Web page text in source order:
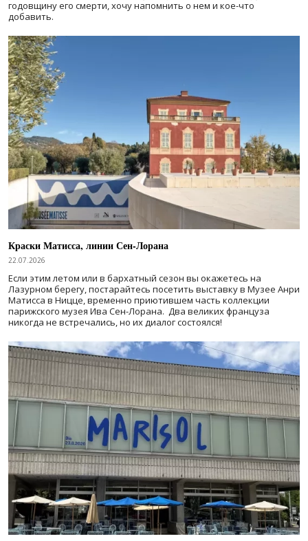
годовщину его смерти, хочу напомнить о нем и кое-что
добавить.
Краски Матисса, линии Сен-Лорана
22.07.2026
Если этим летом или в бархатный сезон вы окажетесь на
Лазурном берегу, постарайтесь посетить выставку в Музее Анри
Матисса в Ницце, временно приютившем часть коллекции
парижского музея Ива Сен-Лорана. Два великих француза
никогда не встречались, но их диалог состоялся!